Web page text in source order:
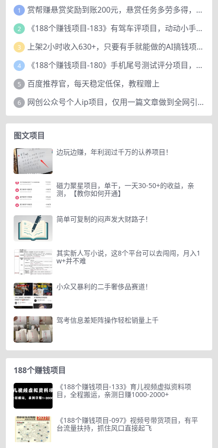
1 赏帮赚悬赏奖励到账200元，悬赏任务多劳多得，人人可做。
2 《188个赚钱项目-183》有驾车评项目，动动小手，复制粘贴赚44元！
3 上架2小时收入630+，只要有手就能做的AI搞钱项目，奶奶看完都能学会!
4 《188个赚钱项目-180》手机尾号测试评分项目，短视频直播日赚200+
5 百度推荐官，每天稳定低保，教程赠上
6 网创公众号个人ip项目，仅用一篇文章做到全网引流！
图文项目
边玩边赚，年利润过千万的认养项目！
磁力聚星项目，单干，一天30-50+的收益，亲
测，【教你如何开通】
简单可复制的闷声发大财路子！
其实新人写小说，这8个平台可以去闯闯，月入1
w+并不难
小众又暴利的二手奢侈品赛道！
驾考信息差矩阵操作轻松销量上千
188个赚钱项目
《188个赚钱项目-133》育儿视频虚拟资料项
目，全程搬运，亲测日赚1000-2000+
《188个赚钱项目-097》视频号带货项目，有平
台流量扶持，抓住风口直接起飞